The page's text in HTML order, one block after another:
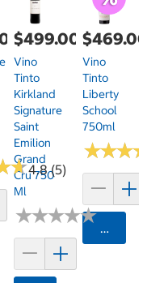
★
★4.8 (5)
$499.00
Vino
Tinto
Kirkland
Signature
Saint
Emilion
Grand
Cru 750
Ml
★★★★★
★★★★★
Vino
Tinto
Liberty
School
750ml
★★★
★★★